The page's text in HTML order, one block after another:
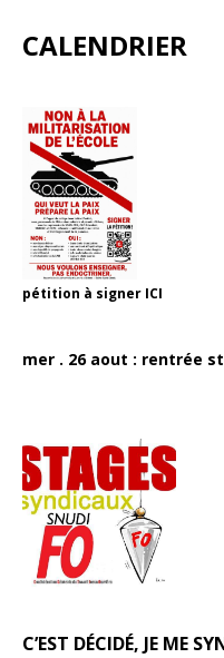
CALENDRIER
pétition à signer ICI
mer . 26 aout : rentrée
C’EST DÉCIDÉ, JE ME